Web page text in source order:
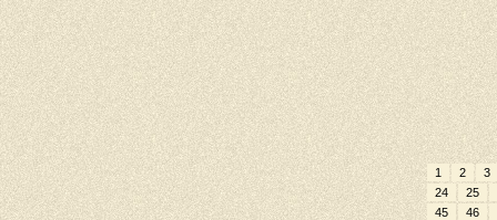
1 2
3
24
25
45
46